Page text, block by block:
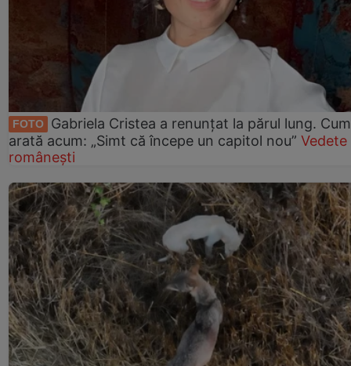
FOTO
Gabriela Cristea a renunțat la părul lung. Cum
arată acum: „Simt că începe un capitol nou” Vedete
românești